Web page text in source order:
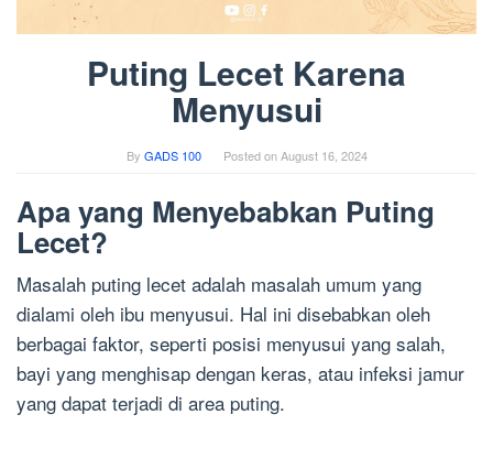
Puting Lecet Karena
Menyusui
By GADS 100 Posted onAugust 16, 2024
Apa yang Menyebabkan Puting
Lecet?
Masalah puting lecet adalah masalah umum yang
dialami oleh ibu menyusui. Hal ini disebabkan oleh
berbagai faktor, seperti posisi menyusui yang salah,
bayi yang menghisap dengan keras, atau infeksi jamur
yang dapat terjadi di area puting.